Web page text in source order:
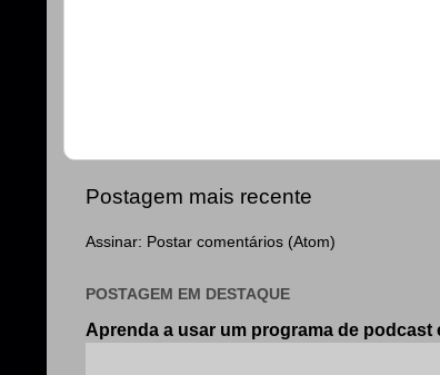
Postagem mais recente
Assinar: Postar comentários (Atom)
POSTAGEM EM DESTAQUE
Aprenda a usar um programa de